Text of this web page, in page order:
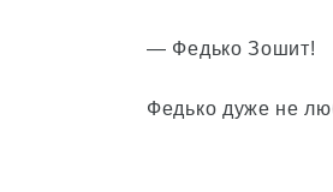
— Федько Зошит!
Федько дуже не